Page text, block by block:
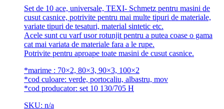
Set de 10 ace, universale, TEXI- Schmetz pentru masini de
cusut casnice, potrivite pentru mai multe tipuri de materiale,
variate tipuri de tesaturi, material sintetic etc.
Acele sunt cu varf usor rotunjit pentru a putea coase o gama
cat mai variata de materiale fara a le rupe.
Potrivite pentru aproape toate masini de cusut casnice.
*marime : 70×2, 80×3, 90×3, 100×2
*cod culoare: verde, portocaliu, albastru, mov
*cod producator: set 10 130/705 H
SKU: n/a